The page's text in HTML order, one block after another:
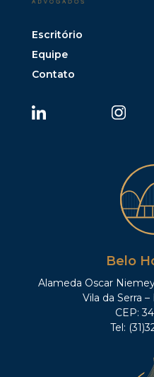
Escritório
Equipe
Contato
Belo
Alameda Oscar
Vila da Serra
CEP:
Tel: